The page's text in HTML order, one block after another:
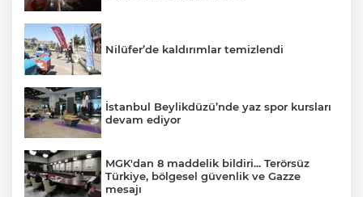
Nilüfer’de kaldırımlar temizlendi
İstanbul Beylikdüzü’nde yaz spor kursları
devam ediyor
MGK'dan 8 maddelik bildiri... Terörsüz
Türkiye, bölgesel güvenlik ve Gazze
mesajı